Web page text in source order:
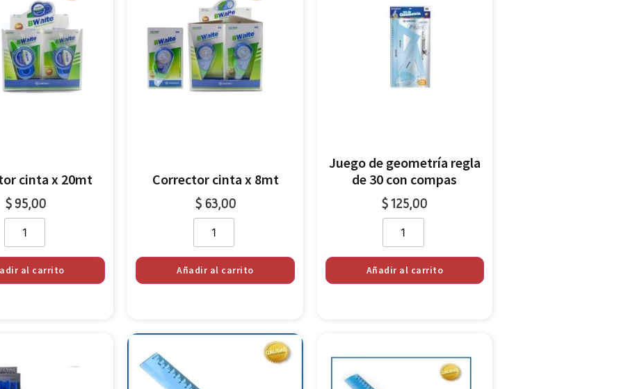
cinta x 20mt
$95,00
al carrito
Corrector cinta x 8mt
$63,00
Añadir al carrito
Juego de geometría regla
de 30 con compas
$125,00
Añadir al carrito